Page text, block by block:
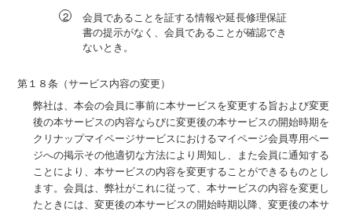
会員であることを証する情報や延長修理保証
書の提示がなく、会員であることが確認でき
ないとき。
第１８条（サービス内容の変更）
弊社は、本会の会員に事前に本サービスを変更する旨および変更
後の本サービスの内容ならびに変更後の本サービスの開始時期を
クリナップマイページサービスにおけるマイページ会員専用ペー
ジへの掲示その他適切な方法により周知し、また会員に通知する
ことにより、本サービスの内容を変更することができるものとし
ます。会員は、弊社がこれに従って、本サービスの内容を変更し
たときには、変更後の本サービスの開始時期以降、変更後の本サ